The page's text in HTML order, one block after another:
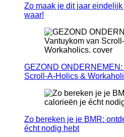
Zo maak je dit jaar
waar!
GEZOND
Scroll-A-Holics &
Zo bereken je je BMR:
écht nodig hebt